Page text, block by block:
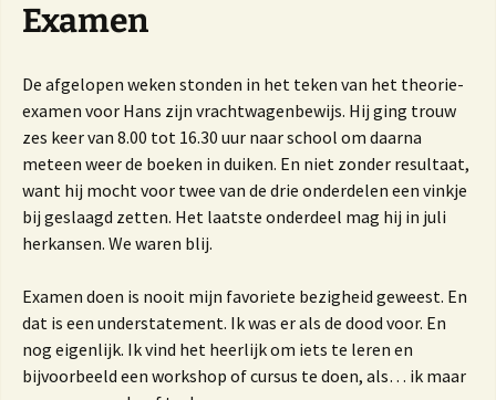
Examen
De afgelopen weken stonden in het teken van het theorie-
examen voor Hans zijn vrachtwagenbewijs. Hij ging trouw
zes keer van 8.00 tot 16.30 uur naar school om daarna
meteen weer de boeken in duiken. En niet zonder resultaat,
want hij mocht voor twee van de drie onderdelen een vinkje
bij geslaagd zetten. Het laatste onderdeel mag hij in juli
herkansen. We waren blij.
Examen doen is nooit mijn favoriete bezigheid geweest. En
dat is een understatement. Ik was er als de dood voor. En
nog eigenlijk. Ik vind het heerlijk om iets te leren en
bijvoorbeeld een workshop of cursus te doen, als… ik maar